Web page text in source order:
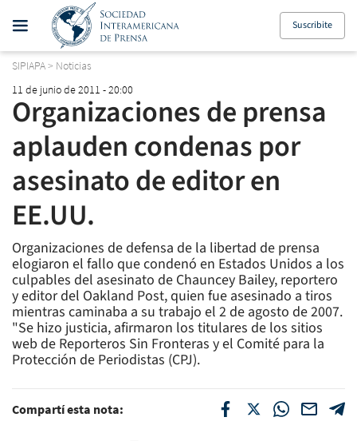
Suscribite
SIPIAPA> Noticias
11 de junio de 2011 - 20:00
Organizaciones de prensa
aplauden condenas por
asesinato de editor en
EE.UU.
Organizaciones de defensa de la libertad de prensa
elogiaron el fallo que condenó en Estados Unidos a los
culpables del asesinato de Chauncey Bailey, reportero
y editor del Oakland Post, quien fue asesinado a tiros
mientras caminaba a su trabajo el 2 de agosto de 2007.
"Se hizo justicia, afirmaron los titulares de los sitios
web de Reporteros Sin Fronteras y el Comité para la
Protección de Periodistas (CPJ).
Compartí esta nota: